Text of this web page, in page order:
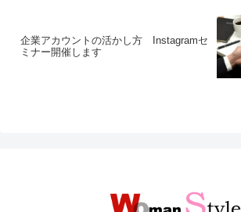
企業アカウントの活かし方 Instagramセ
ミナー開催します